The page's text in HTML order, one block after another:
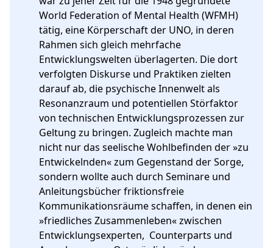
World Federation of Mental Health (WFMH)
tätig, eine Körperschaft der UNO, in deren
Rahmen sich gleich mehrfache
Entwicklungswelten überlagerten. Die dort
verfolgten Diskurse und Praktiken zielten
darauf ab, die psychische Innenwelt als
Resonanzraum und potentiellen Störfaktor
von technischen Entwicklungsprozessen zur
Geltung zu bringen. Zugleich machte man
nicht nur das seelische Wohlbefinden der »zu
Entwickelnden« zum Gegenstand der Sorge,
sondern wollte auch durch Seminare und
Anleitungsbücher friktionsfreie
Kommunikationsräume schaffen, in denen ein
»friedliches Zusammenleben« zwischen
Entwicklungsexperten,  Counterparts und